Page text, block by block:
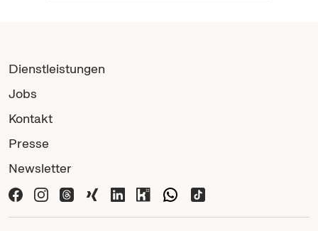
Dienstleistungen
Jobs
Kontakt
Presse
Newsletter